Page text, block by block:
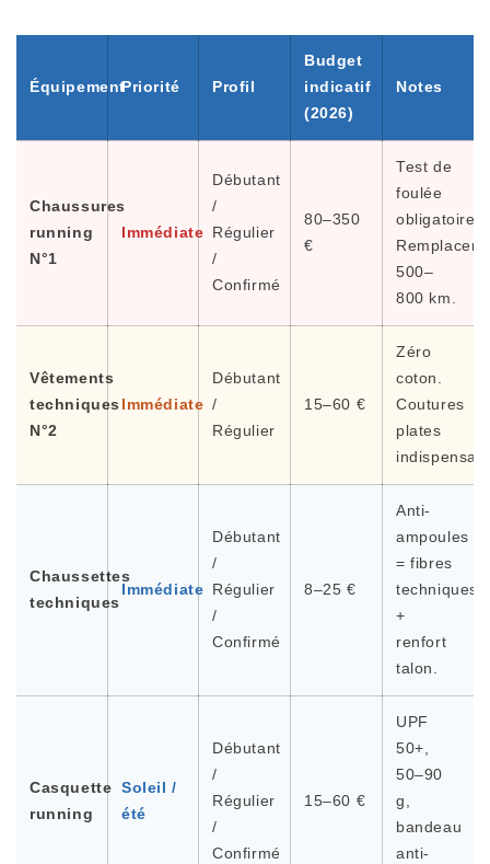
ÉquipementPriorité Profil
Budget
indicatif
(2026)
Notes
Chaussures
running
N°1
Immédiate
Débutant
/
Régulier
/
Confirmé
80–350
€
Test de
foulée
obligatoire.
500–
800 km.
Vêtements
techniques
N°2
Immédiate
Débutant
/
Régulier
15–60 €
Zéro
coton.
Coutures
plates
Chaussettes
techniques
Immédiate
Débutant
/
Régulier
/
Confirmé
8–25 €
Anti-
ampoules
= fibres
techniques
+
renfort
talon.
Casquette
running
Soleil /
été
Débutant
/
Régulier
/
Confirmé
15–60 €
UPF
50+,
50–90
g,
bandeau
anti-